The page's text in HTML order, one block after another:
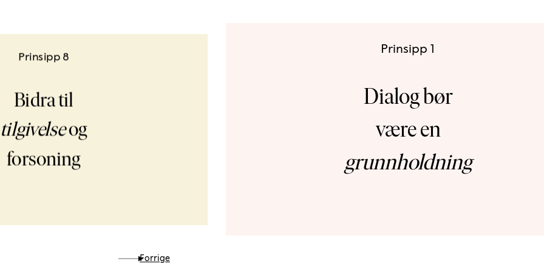
Prinsipp 1
Dialog bør
være en
grunnholdning
Prinsipp 8
Bidra til
tilgivelseog
forsoning
Forrige